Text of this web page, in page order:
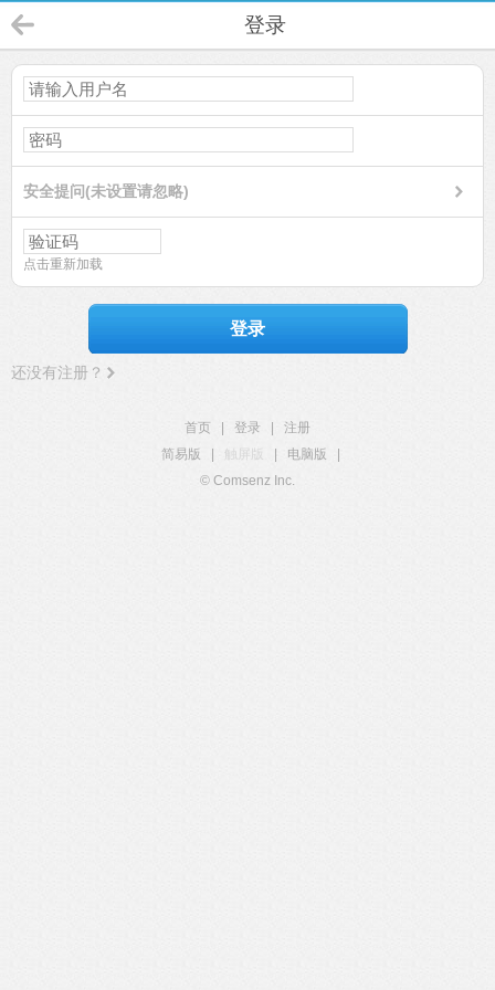
登录
安全提问(未设置请忽略)
点击重新加载
登录
还没有注册？
首页 登录
注册
简易版
触屏版 电脑版
© Comsenz Inc.